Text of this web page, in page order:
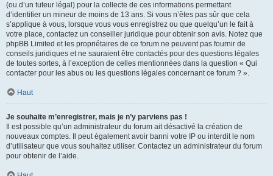
(ou d’un tuteur légal) pour la collecte de ces informations permettant
d’identifier un mineur de moins de 13 ans. Si vous n’êtes pas sûr que cela
s’applique à vous, lorsque vous vous enregistrez ou que quelqu’un le fait à
votre place, contactez un conseiller juridique pour obtenir son avis. Notez que
phpBB Limited et les propriétaires de ce forum ne peuvent pas fournir de
conseils juridiques et ne sauraient être contactés pour des questions légales
de toutes sortes, à l’exception de celles mentionnées dans la question « Qui
contacter pour les abus ou les questions légales concernant ce forum ? ».
Haut
Je souhaite m’enregistrer, mais je n’y parviens pas !
Il est possible qu’un administrateur du forum ait désactivé la création de
nouveaux comptes. Il peut également avoir banni votre IP ou interdit le nom
d’utilisateur que vous souhaitez utiliser. Contactez un administrateur du forum
pour obtenir de l’aide.